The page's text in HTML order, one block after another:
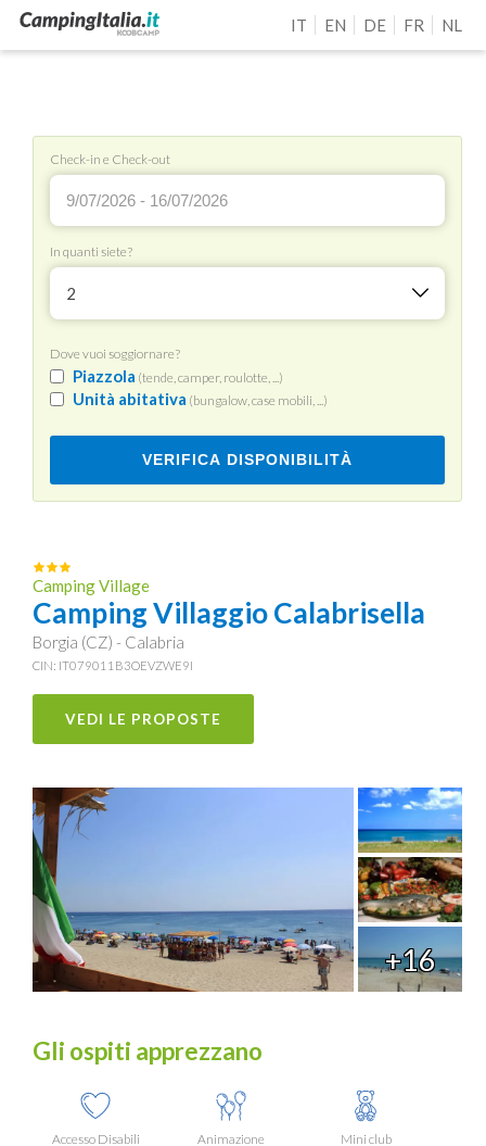
IT EN DE FR NL
Check-in e Check-out
In quanti siete?
2
Dove vuoi soggiornare?
Piazzola (tende, camper, roulotte, ...)
Unità abitativa (bungalow, case mobili, ...)
VERIFICA DISPONIBILITÀ
Camping Village
Camping Villaggio Calabrisella
Borgia (CZ) - Calabria
CIN: IT079011B3OEVZWE9I
VEDI LE PROPOSTE
+16
Gli ospiti apprezzano
Accesso Disabili Animazione Mini club